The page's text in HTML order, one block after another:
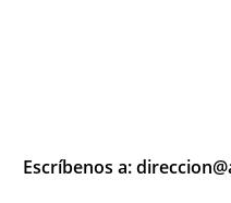
Escríbenos a: